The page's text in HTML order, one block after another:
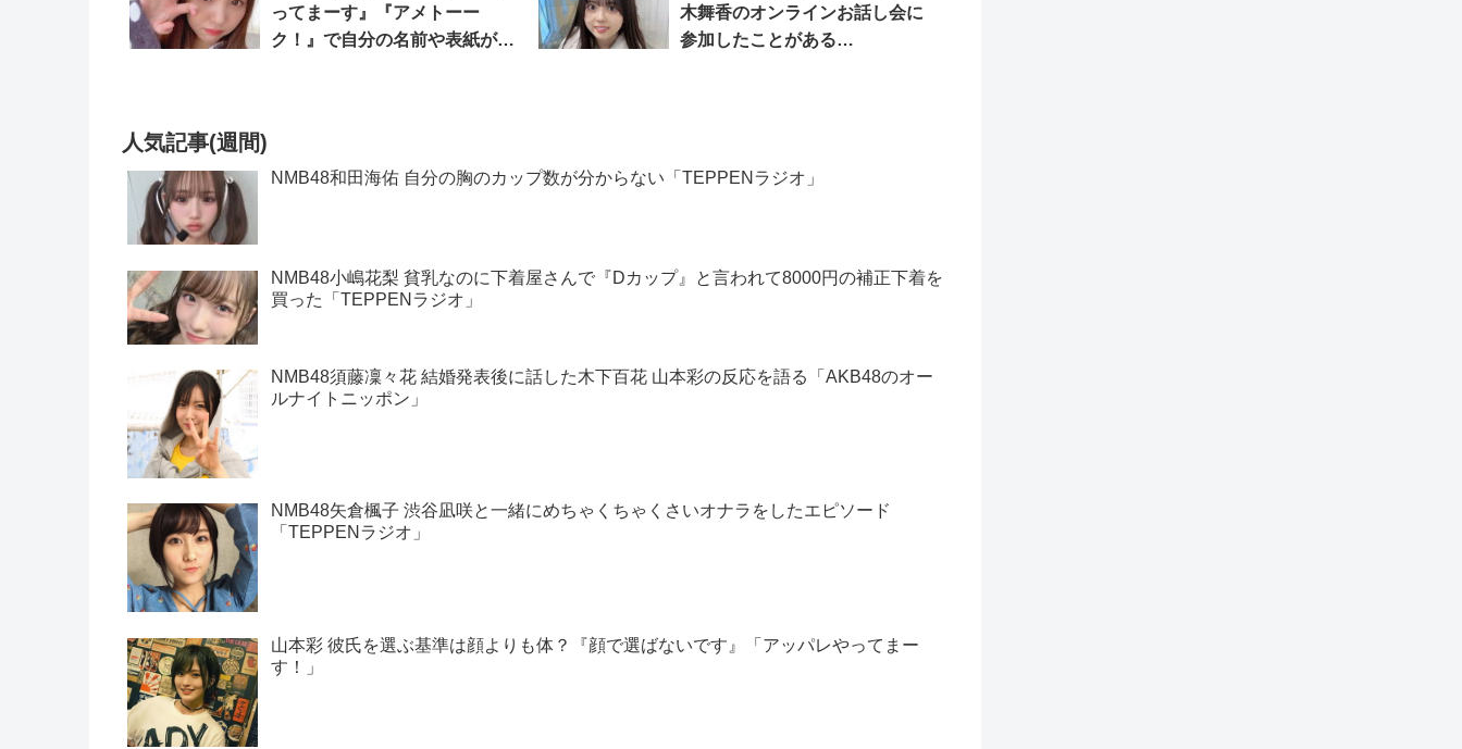
ってまーす』『アメトーー
ク！』で自分の名前や表紙が
木舞香のオンラインお話し会に
参加したことがある
人気記事(週間)
NMB48和田海佑 自分の胸のカップ数が分からない「TEPPENラジオ」
NMB48小嶋花梨 貧乳なのに下着屋さんで『Dカップ』と言われて8000円の補正下着を
買った「TEPPENラジオ」
NMB48須藤凜々花 結婚発表後に話した木下百花 山本彩の反応を語る「AKB48のオー
ルナイトニッポン」
NMB48矢倉楓子 渋谷凪咲と一緒にめちゃくちゃくさいオナラをしたエピソード
「TEPPENラジオ」
山本彩 彼氏を選ぶ基準は顔よりも体？『顔で選ばないです』「アッパレやってまー
す！」